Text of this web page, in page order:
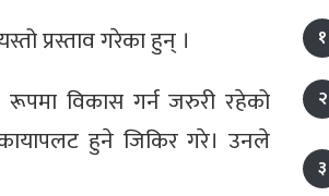
प्रस्ताव गरेका हुन् ।
रूपमा विकास गर्न जरुरी रहेको
हुने जिकिर गरे। उनले
१
२
३